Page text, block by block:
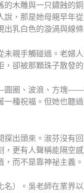
木雕與一只鏽蝕的
，那是她母親早年
乳白色的漩渦與線條
親手觸碰過。老婦
卻被那顆珠子散發
圈、波浪、方塊——
種祝福。但她也聽
出頭來。淑芬沒有
更有人聲稱能隔空
而不是靠神祕主義。
）。吳老師在業界